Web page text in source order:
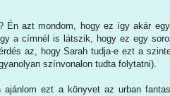
Én azt mondom, hogy ez így akár
a címnél is látszik, hogy ez egy
az, hogy Sarah tudja-e ezt a
színvonalon tudta folytatni).
ajánlom ezt a könyvet az urban